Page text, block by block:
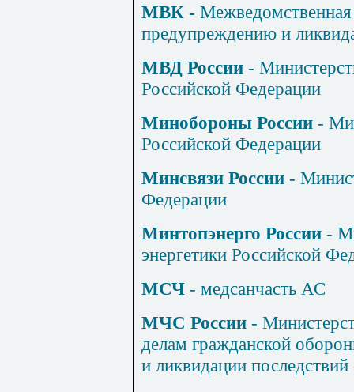
МВК -
предупреждению и
МВД России -
Российской Федерации
Минобороны России -
Российской Федерации
Минсвязи России -
Федерации
Минтопэнерго России -
энергетики Российской
МСЧ - медсанчасть АС
МЧС России -
делам гражданской
и ликвидации